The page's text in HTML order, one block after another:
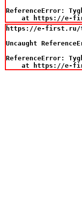
ReferenceError:
at https://e-
https://e-first.ru/
Uncaught
ReferenceError:
at https://e-